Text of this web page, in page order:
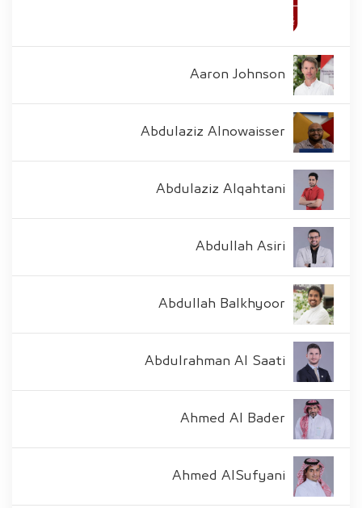
Aaron Johnson
Abdulaziz Alnowaisser
Abdulaziz Alqahtani
Abdullah Asiri
Abdullah Balkhyoor
Abdulrahman Al Saati
Ahmed Al Bader
Ahmed AlSufyani